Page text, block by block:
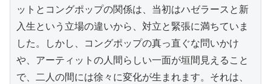
ットとコングポップの関係は、当初はハゼラースと新
入生という立場の違いから、対立と緊張に満ちていま
した。しかし、コングポップの真っ直ぐな問いかけ
や、アーティットの人間らしい一面が垣間見えること
で、二人の間には徐々に変化が生まれます。それは、